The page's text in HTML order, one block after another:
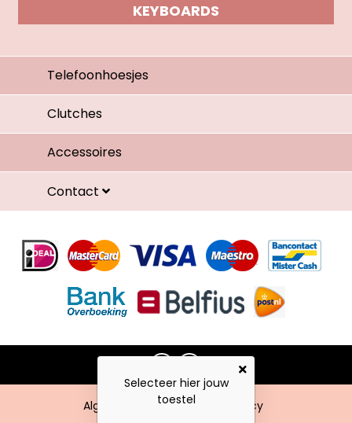
KEYBOARDS
Telefoonhoesjes
Clutches
Accessoires
Contact
Algemene voorwaarden Privacy
Selecteer hier jouw
toestel